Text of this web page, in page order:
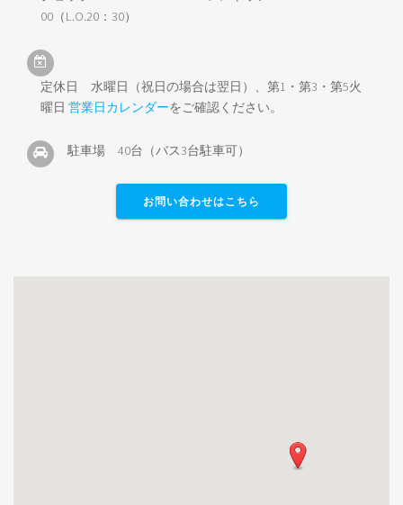
00（L.O.20：30）
定休日 水曜日（祝日の場合は翌日）、第1・第3・第5火
曜日 営業日カレンダーをご確認ください。
駐車場 40台（バス3台駐車可）
お問い合わせはこちら